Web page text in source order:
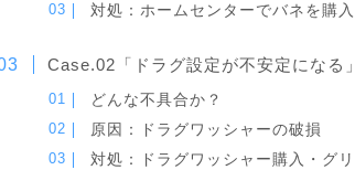
対処：ホームセンターでバネを購
Case.02「ドラグ設定が不安定になる」
どんな不具合か？
原因：ドラグワッシャーの破損
対処：ドラグワッシャー購入・グ